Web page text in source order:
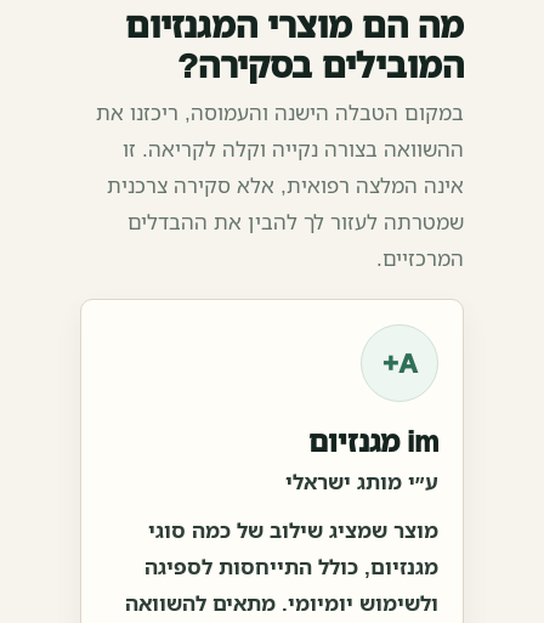
מה הם מוצרי המגנזיום
המובילים בסקירה?
במקום הטבלה הישנה והעמוסה, ריכזנו את
ההשוואה בצורה נקייה וקלה לקריאה. זו
אינה המלצה רפואית, אלא סקירה צרכנית
שמטרתה לעזור לך להבין את ההבדלים
המרכזיים.
A+
im מגנזיום
ע״י מותג ישראלי
מוצר שמציג שילוב של כמה סוגי
מגנזיום, כולל התייחסות לספיגה
ולשימוש יומיומי. מתאים להשוואה